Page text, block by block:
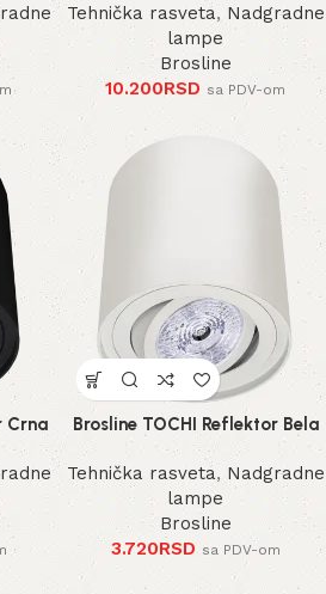
Tehnička rasveta, Nadgradne
lampe
Brosline
10.200RSD sa PDV-om
Crna Brosline TOCHI Reflektor Bela
Tehnička rasveta, Nadgradne
lampe
Brosline
3.720RSD sa PDV-om